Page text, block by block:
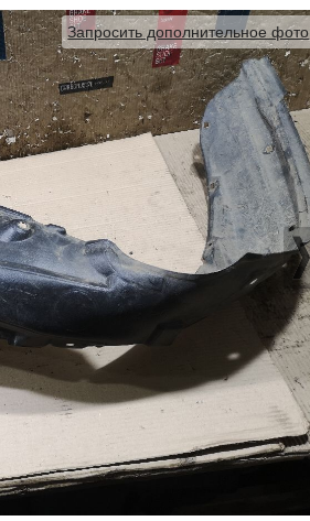
Запросить дополнительное фото